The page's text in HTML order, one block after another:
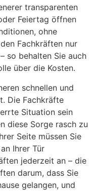
transparenten
Feiertag öffnen
ohne
Fachkräften nur
so behalten Sie auch
über die Kosten.
schnellen und
Die Fachkräfte
Situation sein
diese Sorge rasch zu
Seite müssen Sie
Ihrer Tür
jederzeit an – die
darum, dass Sie
gelangen, und